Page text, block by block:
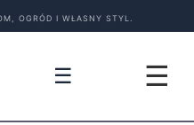
OGRÓD I WŁASNY STYL.
☰ ☰